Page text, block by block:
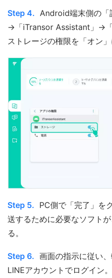
Step 4. Android端末側の「
→「iTransor Assistant」→「
ストレージの権限を「オン」
Step 5. PC側で「完了」を
送するために必要なソフト
る。
Step 6. 画面の指示に従い
LINEアカウントでログイン。